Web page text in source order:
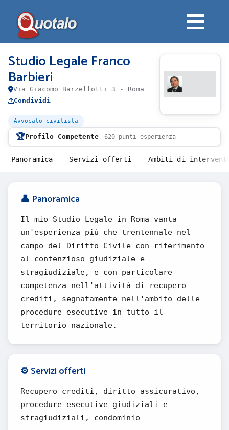
Studio Legale Franco
Barbieri
Via Giacomo Barzellotti 3 - Roma
Condividi
Avvocato civilista
🏆Profilo Competente 620 punti esperienza
Panoramica Servizi offerti Ambiti di
👤 Panoramica
Il mio Studio Legale in Roma vanta
un'esperienza più che trentennale nel
campo del Diritto Civile con riferimento
al contenzioso giudiziale e
stragiudiziale, e con particolare
competenza nell'attività di recupero
crediti, segnatamente nell'ambito delle
procedure esecutive in tutto il
territorio nazionale.
⚙️ Servizi offerti
Recupero crediti, diritto assicurativo,
procedure esecutive giudiziali e
stragiudiziali, condominio